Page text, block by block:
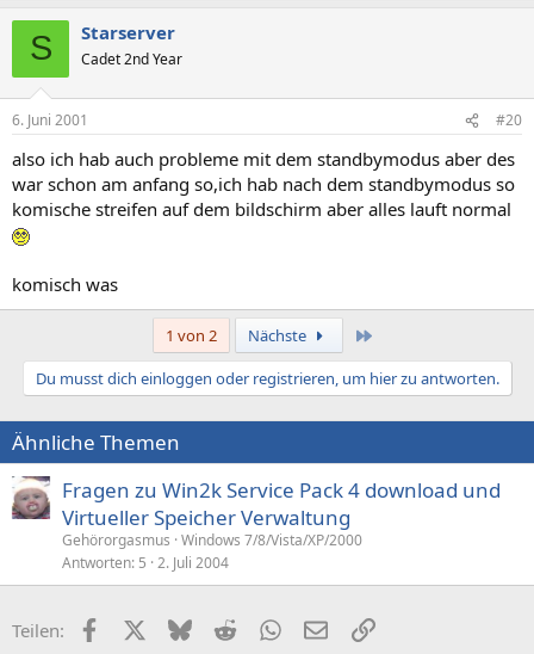
S Starserver
Cadet 2nd Year
6. Juni 2001 #20
also ich hab auch probleme mit dem standbymodus aber des
war schon am anfang so,ich hab nach dem standbymodus so
komische streifen auf dem bildschirm aber alles lauft normal
komisch was
1 von 2 Nächste
Du musst dich einloggen oder registrieren, um hier zu antworten.
Ähnliche Themen
Fragen zu Win2k Service Pack 4 download und
Virtueller Speicher Verwaltung
Gehörorgasmus Windows 7/8/Vista/XP/2000
Antworten 5 2. Juli 2004
Teilen: FacebookX (Twitter)
BlueskyRedditWhatsApp
E-MailLink